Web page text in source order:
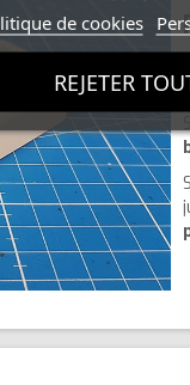
de cookies
REJETER